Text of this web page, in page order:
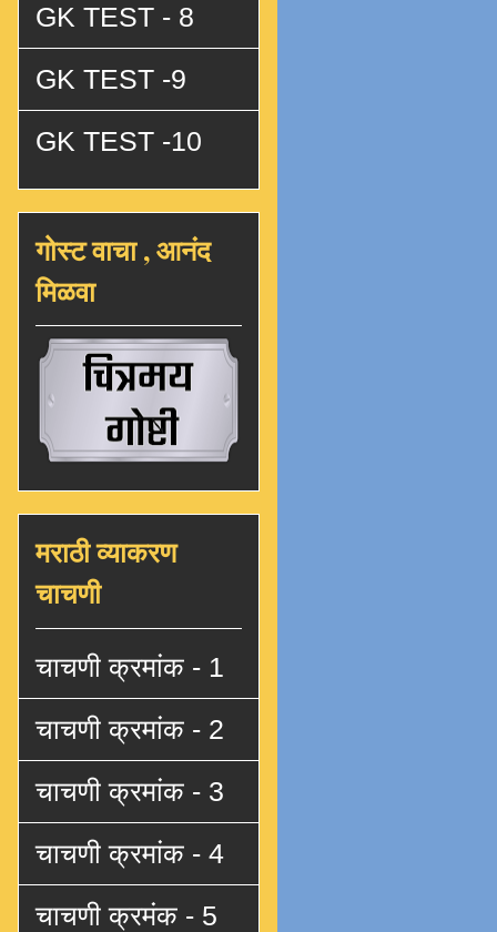
GK TEST - 8
GK TEST -9
GK TEST -10
गोस्ट वाचा , आनंद
मिळवा
मराठी व्याकरण
चाचणी
चाचणी क्रमांक - 1
चाचणी क्रमांक - 2
चाचणी क्रमांक - 3
चाचणी क्रमांक - 4
चाचणी क्रमंक - 5